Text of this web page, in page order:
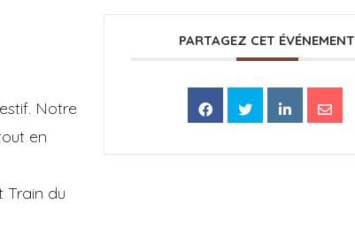
Notre
en
Train du
PARTAGEZ CET ÉVÉNEMENT